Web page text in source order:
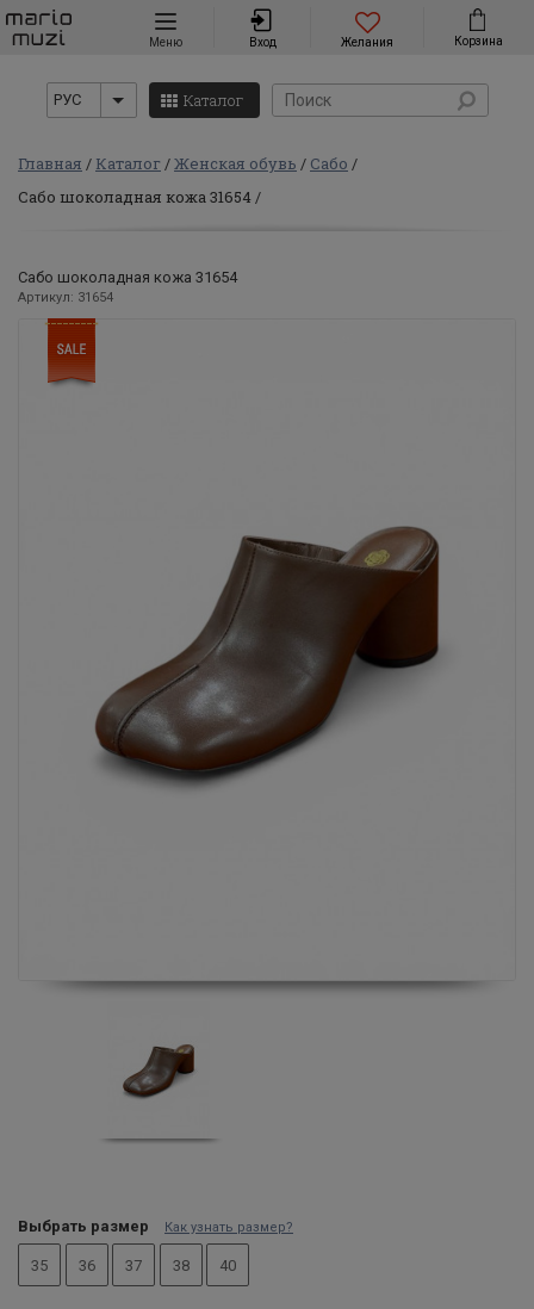
Навигация
Меню Вход Желания Корзина
РУС Каталог
Главная Каталог Женская обувь
Сабо
Сабо шоколадная кожа 31654
Сабо шоколадная кожа 31654
Артикул: 31654
Выбрать размер Как узнать размер?
35 36 37 38 40